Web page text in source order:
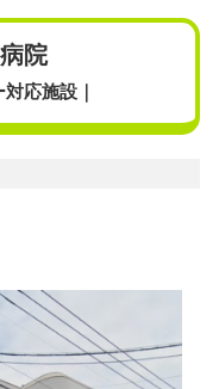
院
応施設｜